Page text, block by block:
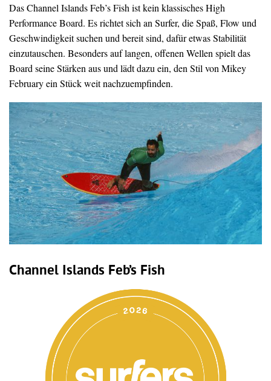
Das Channel Islands Feb’s Fish ist kein klassisches High
Performance Board. Es richtet sich an Surfer, die Spaß, Flow und
Geschwindigkeit suchen und bereit sind, dafür etwas Stabilität
einzutauschen. Besonders auf langen, offenen Wellen spielt das
Board seine Stärken aus und lädt dazu ein, den Stil von Mikey
February ein Stück weit nachzuempfinden.
Channel Islands Feb’s Fish